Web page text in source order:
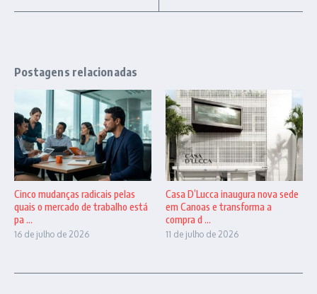
Postagens relacionadas
Cinco mudanças radicais pelas
quais o mercado de trabalho está
pa ...
16 de julho de 2026
Casa D’Lucca inaugura nova sede
em Canoas e transforma a
compra d ...
11 de julho de 2026